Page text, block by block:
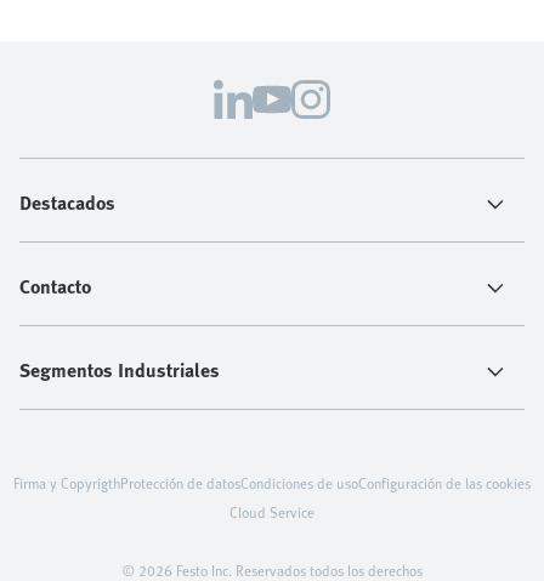
Destacados
Contacto
Segmentos Industriales
© 2026 Festo Inc. Reservados todos los derechos
Firma y CopyrigthProtección de datosCondiciones de usoConfiguración de las cookies
Cloud Service